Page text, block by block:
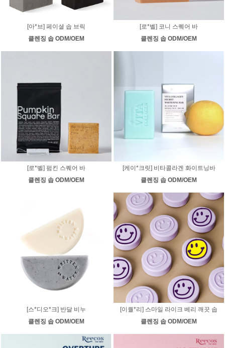
[아*브] 페이셜 솝 브릭
클렌징 솝 ODM/OEM
[로*벨] 코니 스퀘어 바
클렌징 솝 ODM/OEM
[로*벨] 펌킨 스퀘어 바
클렌징 솝 ODM/OEM
[케이*크릿] 비타콜라겐 화이트닝바
클렌징 솝 ODM/OEM
[스*디오*크] 반달 비누
클렌징 솝 ODM/OEM
[이퀄*리] 스마일 라이크 베리 깨끗 솝
클렌징 솝 ODM/OEM